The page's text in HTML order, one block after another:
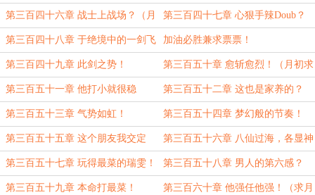
（月末求月票求订阅）
第三百四十六章 战士上战场？（月
末求月票求订阅）
第三百四十七章 心狠手辣Doub？
第三百四十八章 于绝境中的一剑飞
仙！（月末求月票求订阅）
加油必胜兼求票票！
第三百四十九章 此剑之势！ 第三百五十章 愈斩愈烈！（月初求
保底月票）
第三百五十一章 他打小就很稳 第三百五十二章 这也是家养的？
（月初求月票求订阅）
第三百五十三章 气势如虹！ 第三百五十四章 梦幻般的节奏！
（月初求月票求订阅）
第三百五十五章 这个朋友我交定
了！
第三百五十六章 八仙过海，各显神
通！（月初求保底月票）
第三百五十七章 玩得最菜的瑞雯！ 第三百五十八章 男人的第六感？
（求月票求订阅）
第三百五十九章 本命打最菜！ 第三百六十章 他强任他强！（求月